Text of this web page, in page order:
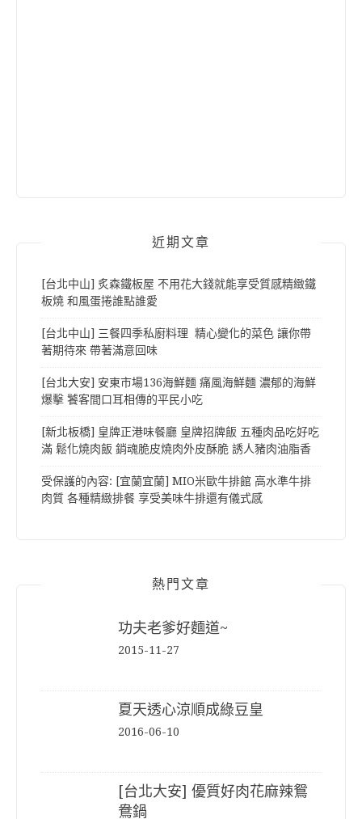
近期文章
[台北中山] 炙森鐵板屋 不用花大錢就能享受質感精緻鐵
板燒 和風蛋捲誰點誰愛
[台北中山] 三餐四季私廚料理 精心變化的菜色 讓你帶
著期待來 帶著滿意回味
[台北大安] 安東市場136海鮮麵 痛風海鮮麵 濃郁的海鮮
爆擊 饕客間口耳相傳的平民小吃
[新北板橋] 皇牌正港味餐廳 皇牌招牌飯 五種肉品吃好吃
滿 鬆化燒肉飯 銷魂脆皮燒肉外皮酥脆 誘人豬肉油脂香
受保護的內容: [宜蘭宜蘭] MIO米歐牛排館 高水準牛排
肉質 各種精緻排餐 享受美味牛排還有儀式感
熱門文章
功夫老爹好麵道~
2015-11-27
夏天透心涼順成綠豆皇
2016-06-10
[台北大安] 優質好肉花麻辣鴛
鴦鍋